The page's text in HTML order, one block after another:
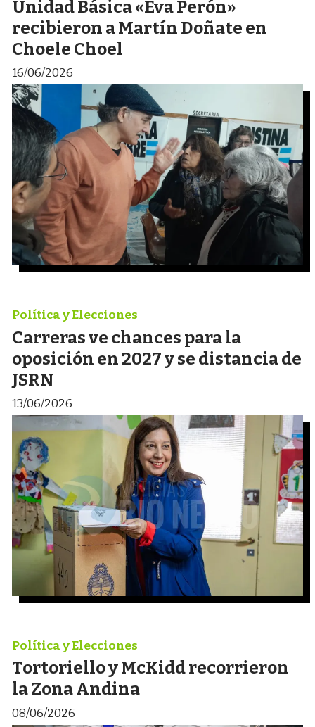
Unidad Básica «Eva Perón»
recibieron a Martín Doñate en
Choele Choel
16/06/2026
Carreras ve chances para la
oposición en 2027 y se distancia de
JSRN
Política y Elecciones
13/06/2026
Tortoriello y McKidd recorrieron
la Zona Andina
Política y Elecciones
08/06/2026